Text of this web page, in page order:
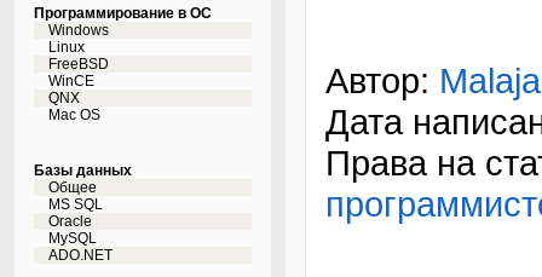
Программирование в ОС
Windows
Linux
FreeBSD
WinCE
QNX
Mac OS
Базы данных
Общее
MS SQL
Oracle
MySQL
ADO.NET
Автор: Malaja
Дата
Права на